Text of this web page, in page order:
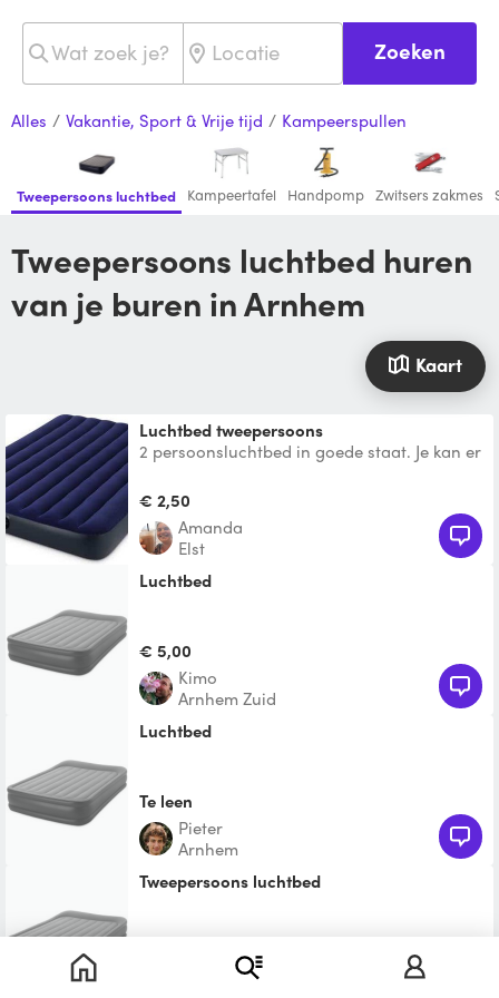
Zoeken
Alles / Vakantie, Sport & Vrije tijd / Kampeerspullen
Tweepersoons luchtbed Kampeertafel Handpomp Zwitsers zakmes
Tweepersoons luchtbed huren
van je buren in Arnhem
Kaart
luchtbed tweepersoons
2 persoonsluchtbed in goede staat. Je kan er
lenen.
€ 2,50
Amanda
Elst
luchtbed
€ 5,00
Kimo
Arnhem Zuid
luchtbed
Te leen
Pieter
Arnhem
Tweepersoons luchtbed